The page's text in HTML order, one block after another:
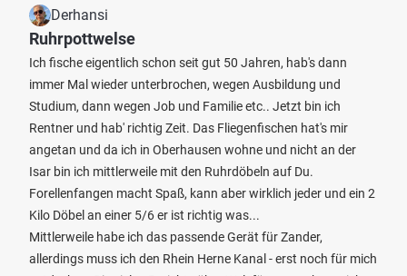
Derhansi
Ruhrpottwelse
Ich fische eigentlich schon seit gut 50 Jahren, hab's dann
immer Mal wieder unterbrochen, wegen Ausbildung und
Studium, dann wegen Job und Familie etc.. Jetzt bin ich
Rentner und hab' richtig Zeit. Das Fliegenfischen hat's mir
angetan und da ich in Oberhausen wohne und nicht an der
Isar bin ich mittlerweile mit den Ruhrdöbeln auf Du.
Forellenfangen macht Spaß, kann aber wirklich jeder und ein 2
Kilo Döbel an einer 5/6 er ist richtig was...
Mittlerweile habe ich das passende Gerät für Zander,
allerdings muss ich den Rhein Herne Kanal - erst noch für mich